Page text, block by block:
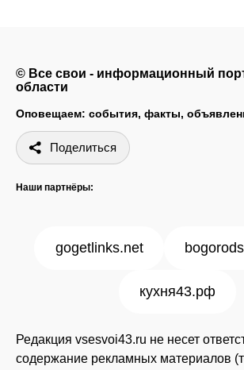
© Все свои - информационный
области
Оповещаем: события, факты,
Поделиться
Наши партнёры:
gogetlinks.net
кухня43.рф
Редакция vsesvoi43.ru не несет
содержание рекламных материалов